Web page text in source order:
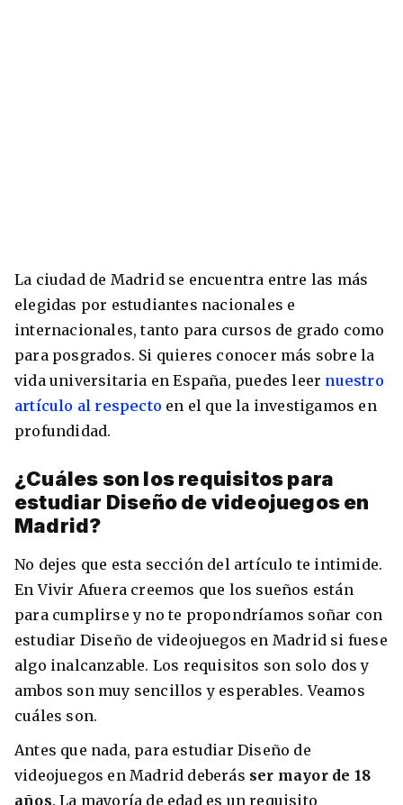
La ciudad de Madrid se encuentra entre las más
elegidas por estudiantes nacionales e
internacionales, tanto para cursos de grado como
para posgrados. Si quieres conocer más sobre la
vida universitaria en España, puedes leer nuestro
artículo al respecto en el que la investigamos en
profundidad.
¿Cuáles son los requisitos para
estudiar Diseño de videojuegos en
Madrid?
No dejes que esta sección del artículo te intimide.
En Vivir Afuera creemos que los sueños están
para cumplirse y no te propondríamos soñar con
estudiar Diseño de videojuegos en Madrid si fuese
algo inalcanzable. Los requisitos son solo dos y
ambos son muy sencillos y esperables. Veamos
cuáles son.
Antes que nada, para estudiar Diseño de
videojuegos en Madrid deberás ser mayor de 18
años. La mayoría de edad es un requisito